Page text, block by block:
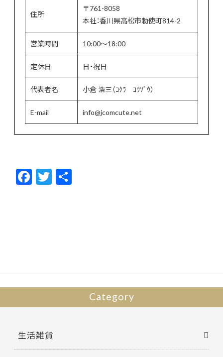
住所
〒761-8058
本社：香川県高松市勅使町814-2
営業時間 10:00〜18:00
定休日 日・祝日
代表者名 小倉 浩三（ｺｸﾗ ｺｳｿﾞｳ）
E-mail info@jcomcute.net
F
ac
T
w
Category
生活雑貨